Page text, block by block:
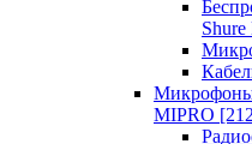
MIPRO